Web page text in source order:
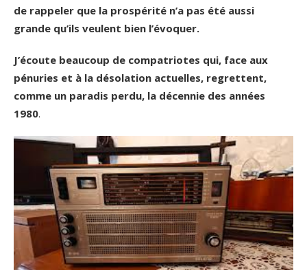
de rappeler que la prospérité n’a pas été aussi
grande qu’ils veulent bien l’évoquer.
J’écoute beaucoup de compatriotes qui, face aux
pénuries et à la désolation actuelles, regrettent,
comme un paradis perdu, la décennie des années
1980.